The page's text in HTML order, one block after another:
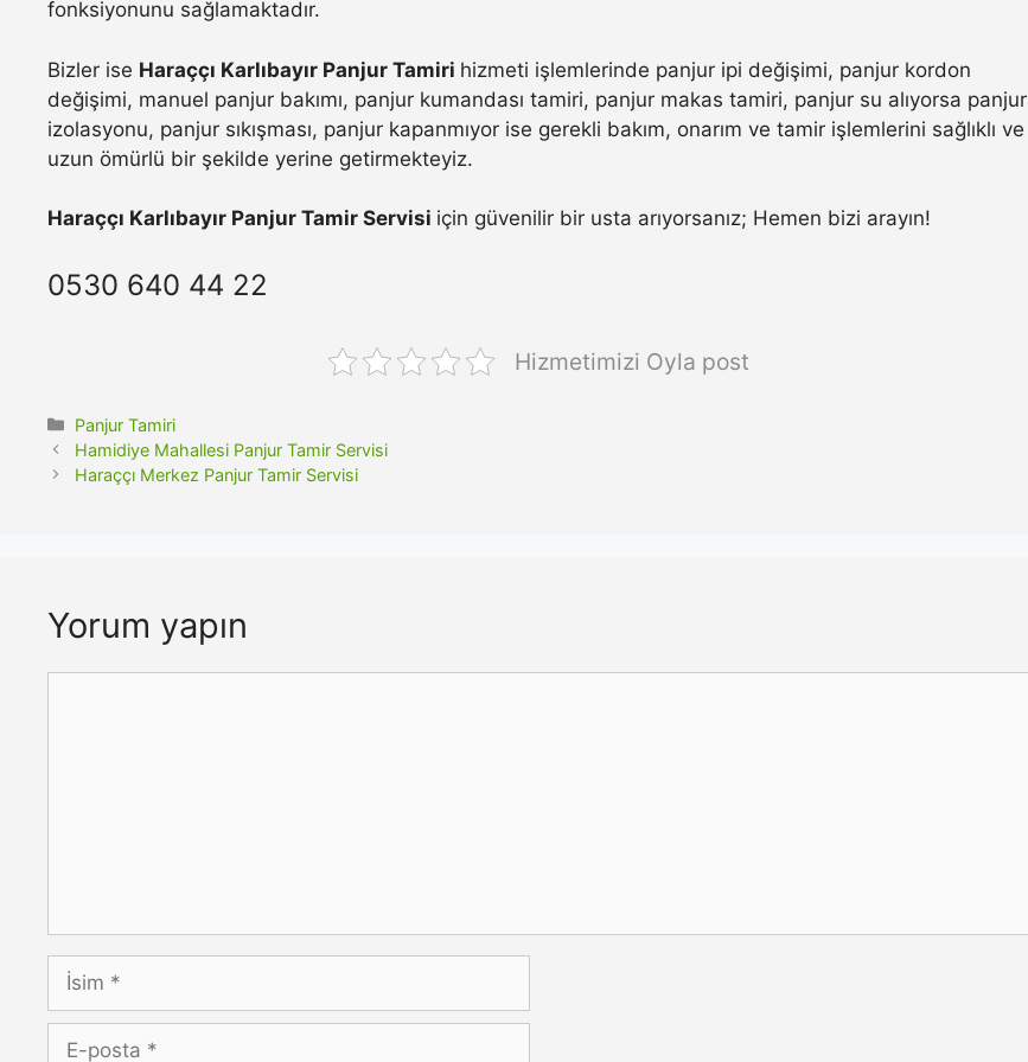
fonksiyonunu sağlamaktadır.
Bizler ise Haraççı Karlıbayır Panjur Tamiri hizmeti işlemlerinde panjur ipi değişimi, panjur kordon
değişimi, manuel panjur bakımı, panjur kumandası tamiri, panjur makas tamiri, panjur su alıyorsa panjur
izolasyonu, panjur sıkışması, panjur kapanmıyor ise gerekli bakım, onarım ve tamir işlemlerini sağlıklı ve
uzun ömürlü bir şekilde yerine getirmekteyiz.
Haraççı Karlıbayır Panjur Tamir Servisi için güvenilir bir usta arıyorsanız; Hemen bizi arayın!
0530 640 44 22
Hizmetimizi Oyla post
Kategoriler
Panjur Tamiri
Hamidiye Mahallesi Panjur Tamir Servisi
Haraççı Merkez Panjur Tamir Servisi
Yorum yapın
İsim